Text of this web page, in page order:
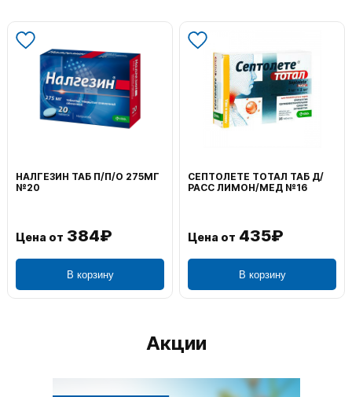
НАЛГЕЗИН ТАБ П/П/О 275МГ
№20
Цена от 384₽
В корзину
СЕПТОЛЕТЕ ТОТАЛ ТАБ Д/
РАСС ЛИМОН/МЕД №16
Цена от 435₽
В корзину
Акции